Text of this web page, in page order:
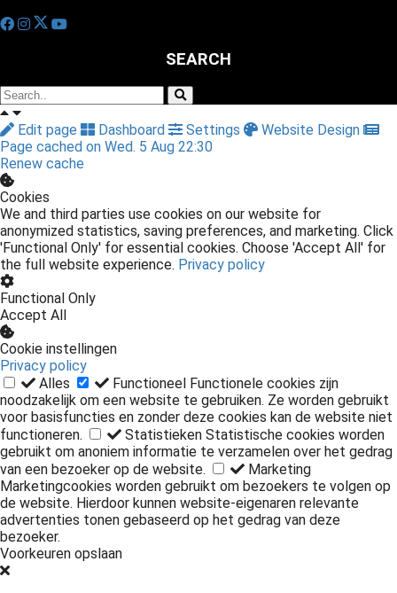
SEARCH
Edit page Dashboard Settings
Website Design
Page cached on Wed. 5 Aug 22:30
Renew cache
Cookies
We and third parties use cookies on our website for
anonymized statistics, saving preferences, and marketing. Click
'Functional Only' for essential cookies. Choose 'Accept All' for
the full website experience. Privacy policy
Functional Only
Accept All
Cookie instellingen
Privacy policy
Alles
Functioneel Functionele cookies zijn
noodzakelijk om een website te gebruiken. Ze worden gebruikt
voor basisfuncties en zonder deze cookies kan de website niet
functioneren.
Statistieken Statistische cookies worden
gebruikt om anoniem informatie te verzamelen over het gedrag
van een bezoeker op de website.
Marketing
Marketingcookies worden gebruikt om bezoekers te volgen op
de website. Hierdoor kunnen website-eigenaren relevante
advertenties tonen gebaseerd op het gedrag van deze
bezoeker.
Voorkeuren opslaan